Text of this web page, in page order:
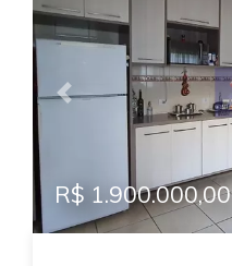
Previous
R$ 1.900.000,00